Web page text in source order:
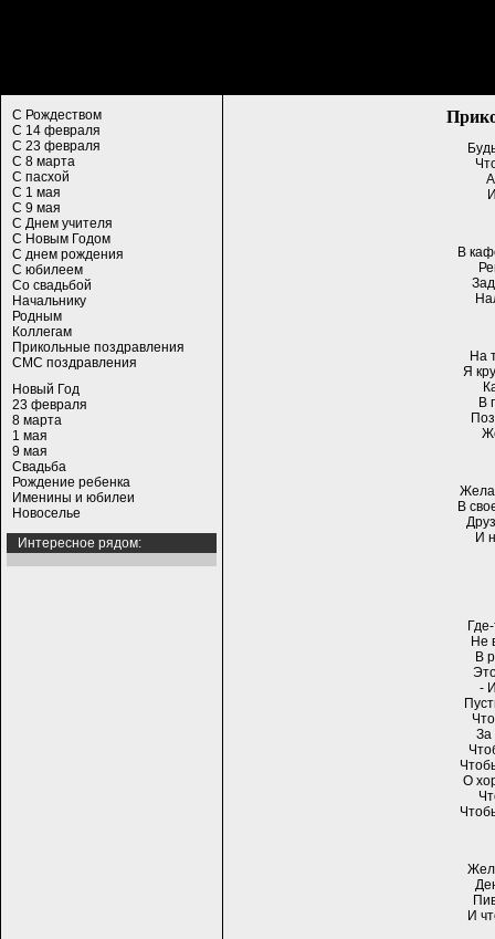
С Рождеством
С 14 февраля
С 23 февраля
С 8 марта
С пасхой
С 1 мая
С 9 мая
С Днем учителя
С Новым Годом
С днем рождения
С юбилеем
Со свадьбой
Начальнику
Родным
Коллегам
Прикольные поздравления
СМС поздравления
Новый Год
23 февраля
8 марта
1 мая
9 мая
Свадьба
Рождение ребенка
Именины и юбилеи
Новоселье
Интересное рядом:
В
На
Я
В
В
И
Не
В
-
За
О
И